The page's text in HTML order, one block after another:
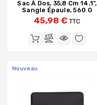
Sac À Dos, 35,8 Cm 14.1",
Sangle Épaule, 560 G
45,98 € TTC
Nouveau